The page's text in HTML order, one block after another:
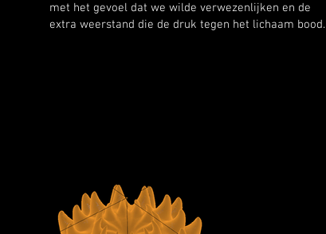
met het gevoel dat we wilde verwezenlijken en de
extra weerstand die de druk tegen het lichaam bood.